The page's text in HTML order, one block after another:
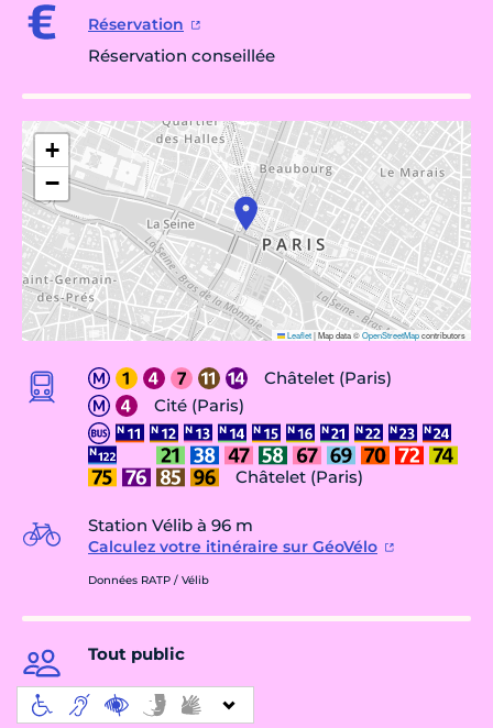
Réservation
Réservation conseillée
+
−
Leaflet|Map data ©OpenStreetMapcontributors
Châtelet (Paris)
Cité (Paris)
Châtelet (Paris)
Station Vélib à 96 m
Calculez votre itinéraire sur GéoVélo
Données RATP / Vélib
Tout public